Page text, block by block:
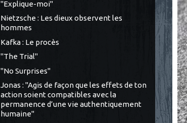
"Explique-moi"
Nietzsche : Les dieux observent les
hommes
Kafka : Le procès
"The Trial"
"No Surprises"
Jonas : "Agis de façon que les effets de ton
action soient compatibles avec la
permanence d’une vie authentiquement
humaine"